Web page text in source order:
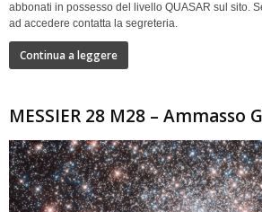
abbonati in possesso del livello QUASAR sul sito.
ad accedere contatta la segreteria.
Continua a leggere
MESSIER 28 M28 – Ammasso